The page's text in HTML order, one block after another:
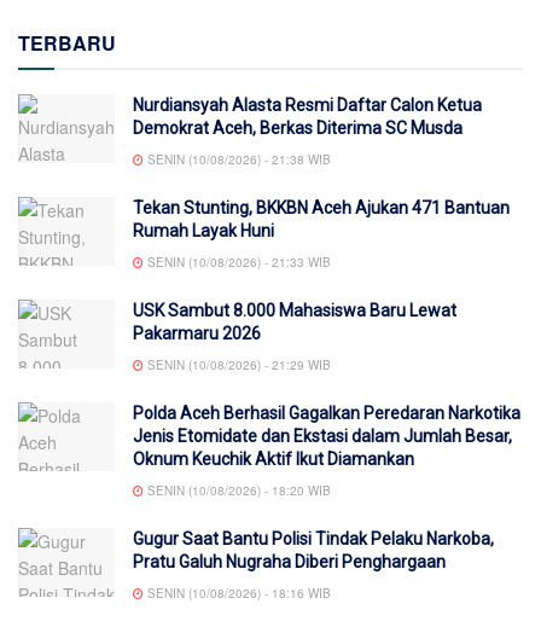
TERBARU
Nurdiansyah Alasta Resmi Daftar Calon Ketua
Demokrat Aceh, Berkas Diterima SC Musda
SENIN (10/08/2026) - 21:38 WIB
Tekan Stunting, BKKBN Aceh Ajukan 471 Bantuan
Rumah Layak Huni
SENIN (10/08/2026) - 21:33 WIB
USK Sambut 8.000 Mahasiswa Baru Lewat
Pakarmaru 2026
SENIN (10/08/2026) - 21:29 WIB
Polda Aceh Berhasil Gagalkan Peredaran Narkotika
Jenis Etomidate dan Ekstasi dalam Jumlah Besar,
Oknum Keuchik Aktif Ikut Diamankan
SENIN (10/08/2026) - 18:20 WIB
Gugur Saat Bantu Polisi Tindak Pelaku Narkoba,
Pratu Galuh Nugraha Diberi Penghargaan
SENIN (10/08/2026) - 18:16 WIB